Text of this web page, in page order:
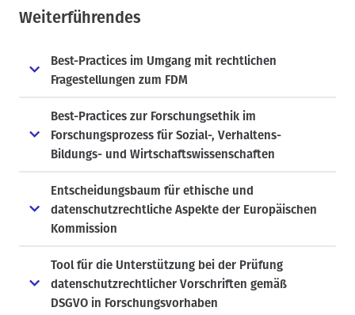
Weiterführendes
Best-Practices im Umgang mit rechtlichen
Fragestellungen zum FDM
Best-Practices zur Forschungsethik im
Forschungsprozess für Sozial-, Verhaltens-
Bildungs- und Wirtschaftswissenschaften
Entscheidungsbaum für ethische und
datenschutzrechtliche Aspekte der Europäischen
Kommission
Tool für die Unterstützung bei der Prüfung
datenschutzrechtlicher Vorschriften gemäß
DSGVO in Forschungsvorhaben